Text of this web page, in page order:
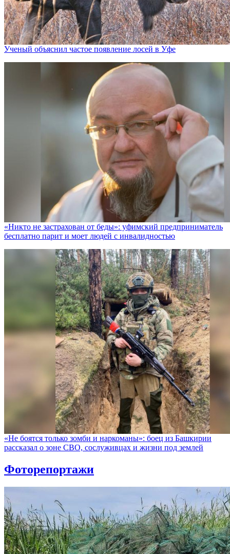
Ученый объяснил частое появление лосей в Уфе
«Никто не заcтрахован от беды»: уфимский предприниматель
бесплатно парит и моет людей с инвалидностью
«Не боятся только зомби и наркоманы»: боец из Башкирии
рассказал о зоне СВО, сослуживцах и жизни под землей
Фоторепортажи